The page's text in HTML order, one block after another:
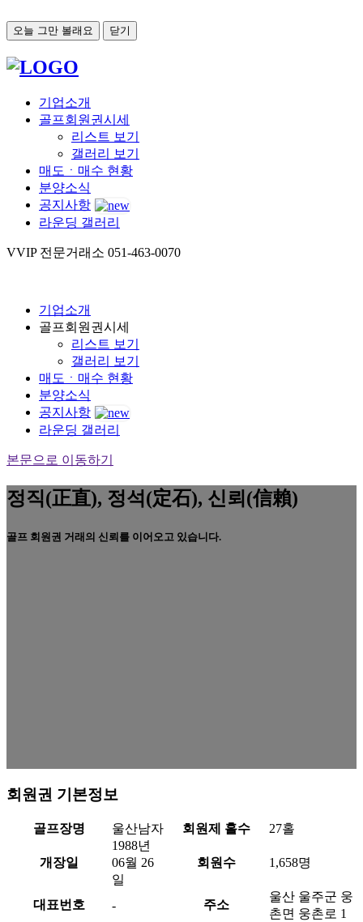
오늘 그만 볼래요 닫기
기업소개
골프회원권시세
리스트 보기
갤러리 보기
매도ㆍ매수 현황
분양소식
공지사항
라운딩 갤러리
VVIP 전문거래소 051-463-0070
기업소개
골프회원권시세
리스트 보기
갤러리 보기
매도ㆍ매수 현황
분양소식
공지사항
라운딩 갤러리
본문으로 이동하기
정직(正直), 정석(定石), 신뢰(信賴)
골프 회원권 거래의 신뢰를 이어오고 있습니다.
회원권 기본정보
골프장명 울산남자 회원제 홀수 27홀
개장일
1988년
06월 26
일
회원수 1,658명
대표번호 - 주소
울산 울주군 웅
촌면 웅촌로 1